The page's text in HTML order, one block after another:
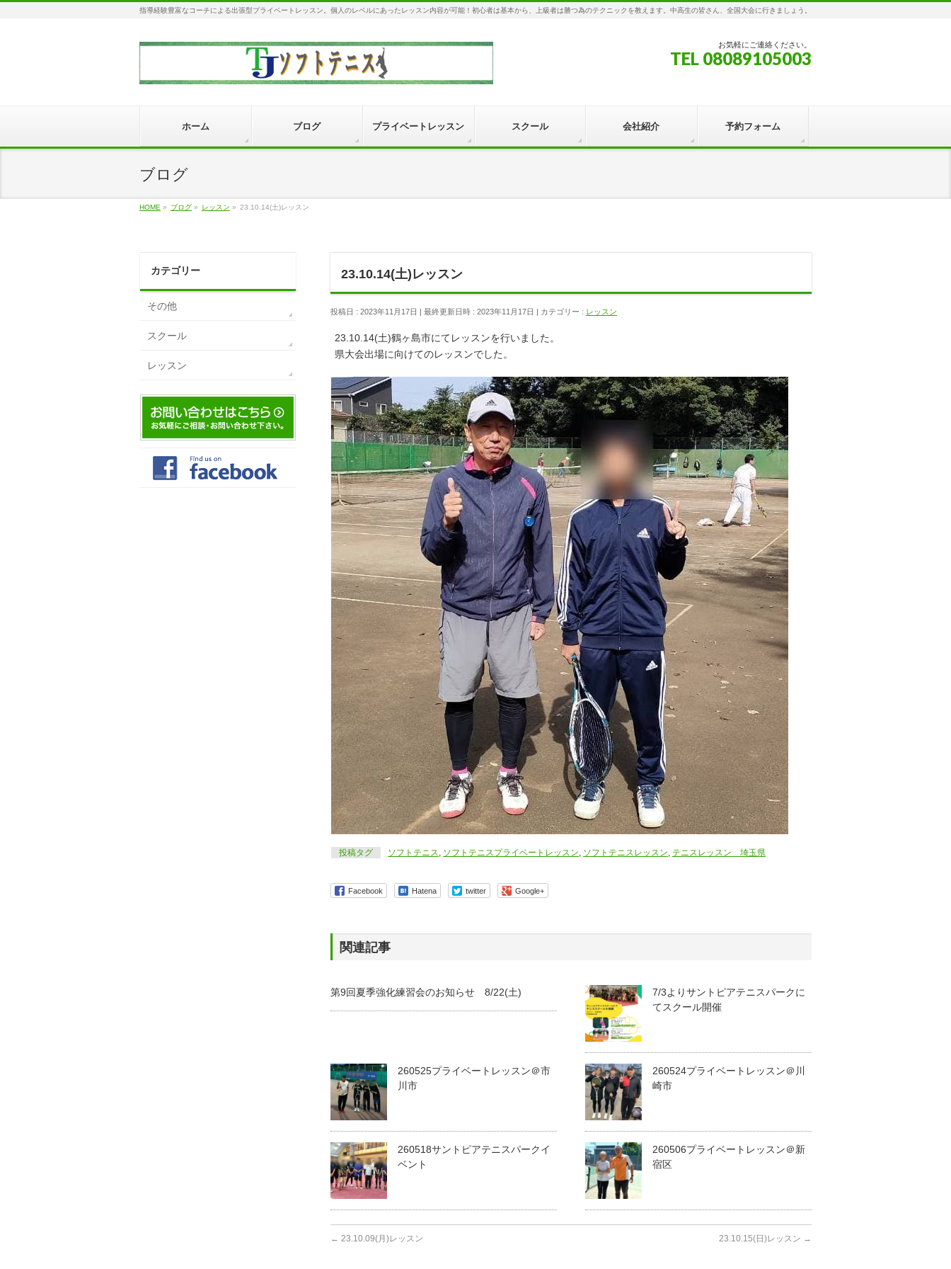
指導経験豊富なコーチによる出張型プライベートレッスン。個人のレベルにあったレッスン内容が可能！初心者は基本から、上級者は勝つ為のテクニックを教えます。中高生の皆さん、全国大会に行きましょう。
お気軽にご連絡ください。
TEL 08089105003
ホーム ブログ プライベートレッスン スクール 会社紹介 予約フォーム
ブログ
HOME » ブログ » レッスン » 23.10.14(土)レッスン
23.10.14(土)レッスン
投稿日 : 2023年11月17日 最終更新日時 : 2023年11月17日 カテゴリー : レッスン
23.10.14(土)鶴ヶ島市にてレッスンを行いました。
県大会出場に向けてのレッスンでした。
投稿タグ ソフトテニス, ソフトテニスプライベートレッスン, ソフトテニスレッスン, テニスレッスン 埼玉県
Facebook Hatena twitter Google+
関連記事
第9回夏季強化練習会のお知らせ 8/22(土)
7/3よりサントピアテニスパークに
てスクール開催
260525プライベートレッスン＠市
川市
260524プライベートレッスン＠川
崎市
260518サントピアテニスパークイ
ベント
260506プライベートレッスン＠新
宿区
← 23.10.09(月)レッスン 23.10.15(日)レッスン →
カテゴリー
その他
スクール
レッスン